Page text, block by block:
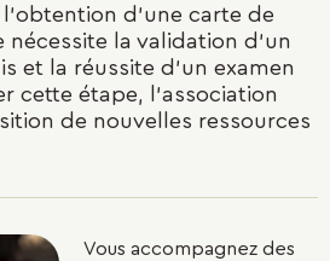
l'obtention d'une carte de
nécessite la validation d'un
et la réussite d'un examen
cette étape, l'association
de nouvelles ressources
Vous accompagnez des